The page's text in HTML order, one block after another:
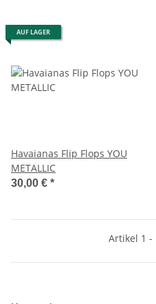
AUF LAGER
Havaianas Flip Flops YOU
METALLIC
30,00 € *
Artikel 1 -